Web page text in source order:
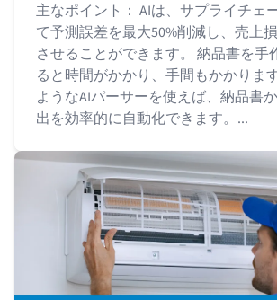
主なポイント： AIは、サプライチェ
て予測誤差を最大50%削減し、売上
させることができます。 納品書を手
ると時間がかかり、手間もかかりま
ようなAIパーサーを使えば、納品書
出を効率的に自動化できます。...